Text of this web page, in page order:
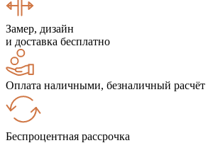
Замер, дизайн
и доставка бесплатно
Оплата наличными, безналичный расчёт
Беспроцентная рассрочка